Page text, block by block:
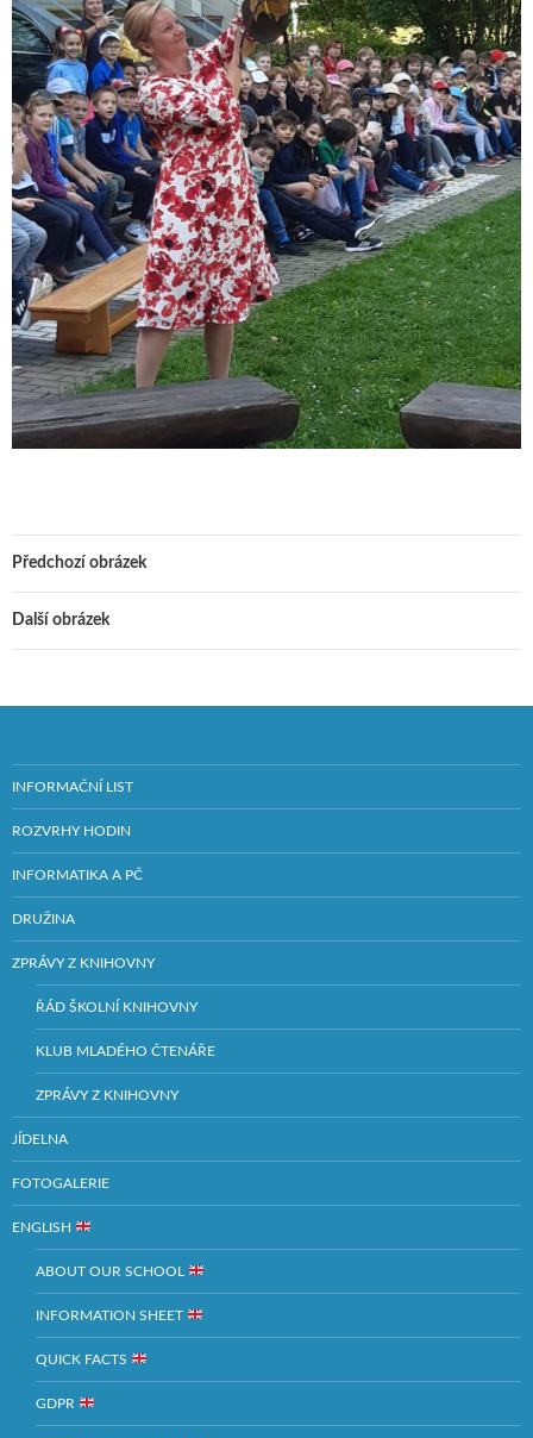
Předchozí obrázek
Další obrázek
INFORMAČNÍ LIST
ROZVRHY HODIN
INFORMATIKA A PČ
DRUŽINA
ZPRÁVY Z KNIHOVNY
ŘÁD ŠKOLNÍ KNIHOVNY
KLUB MLADÉHO ČTENÁŘE
ZPRÁVY Z KNIHOVNY
JÍDELNA
FOTOGALERIE
ENGLISH
ABOUT OUR SCHOOL
INFORMATION SHEET
QUICK FACTS
GDPR